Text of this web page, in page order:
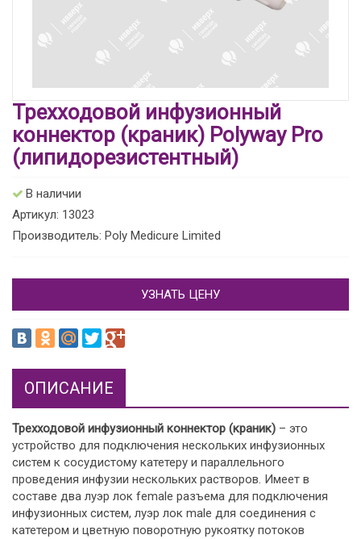
Трехходовой инфузионный
коннектор (краник) Polyway Pro
(липидорезистентный)
В наличии
Артикул: 13023
Производитель: Poly Medicure Limited
УЗНАТЬ ЦЕНУ
ОПИСАНИЕ
Трехходовой инфузионный коннектор (краник) – это
устройство для подключения нескольких инфузионных
систем к сосудистому катетеру и параллельного
проведения инфузии нескольких растворов. Имеет в
составе два луэр лок female разъема для подключения
инфузионных систем, луэр лок male для соединения с
катетером и цветную поворотную рукоятку потоков